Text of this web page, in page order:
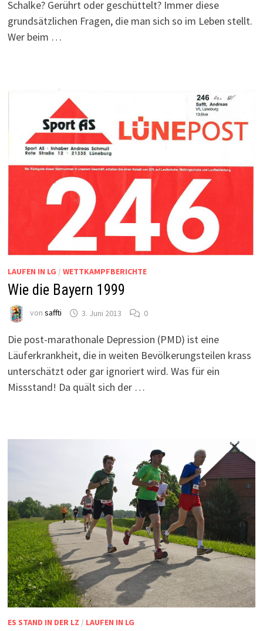
Schalke? Gerührt oder geschüttelt? Immer diese
grundsätzlichen Fragen, die man sich so im Leben stellt.
Wer beim …
LAUFEN IN LG / WETTKAMPFBERICHTE
Wie die Bayern 1999
von saffti 3. Juni 2013 0
Die post-marathonale Depression (PMD) ist eine
Läuferkrankheit, die in weiten Bevölkerungsteilen krass
unterschätzt oder gar ignoriert wird. Was für ein
Missstand! Da quält sich der …
ES STAND IN DER LZ / LAUFEN IN LG